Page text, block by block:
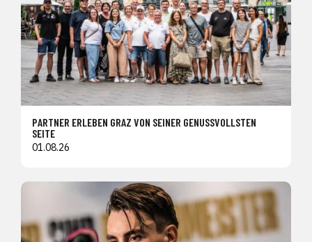
PARTNER ERLEBEN GRAZ VON SEINER GENUSSVOLLSTEN
SEITE
01.08.26